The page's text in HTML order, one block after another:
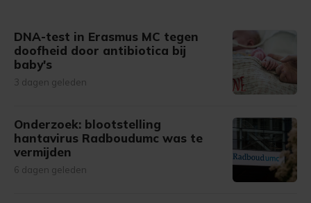
DNA-test in Erasmus MC tegen
doofheid door antibiotica bij
baby's
3 dagen geleden
Onderzoek: blootstelling
hantavirus Radboudumc was te
vermijden
6 dagen geleden